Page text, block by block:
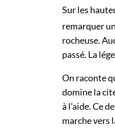
Sur les
remarquer
rocheuse.
passé. La
On raconte
domine la
à l’aide. Ce
marche vers